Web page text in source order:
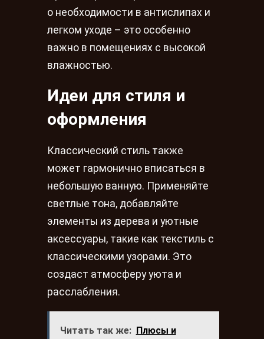
о необходимости в антислипах и
легком уходе – это особенно
важно в помещениях с высокой
влажностью.
Идеи для стиля и
оформления
Классический стиль также
может гармонично вписаться в
небольшую ванную. Применяйте
светлые тона, добавляйте
элементы из дерева и уютные
аксессуары, такие как текстиль с
классическими узорами. Это
создаст атмосферу уюта и
расслабления.
Читать так же: Плюсы и